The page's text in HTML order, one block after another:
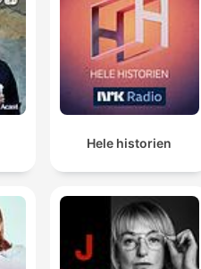
Hele historien